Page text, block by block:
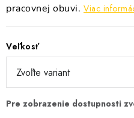
pracovnej obuvi. Viac
Veľkosť